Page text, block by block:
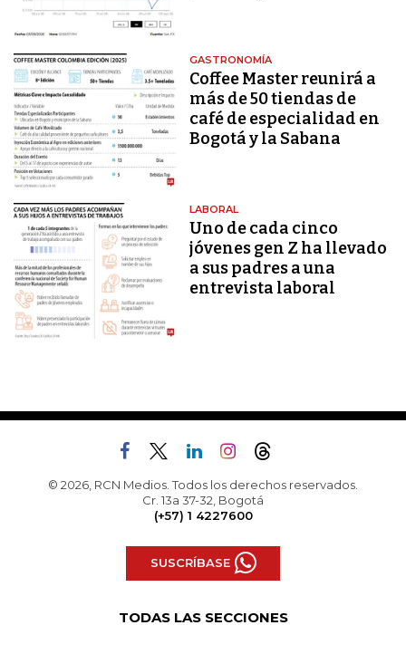
GASTRONOMÍA
Coffee Master reunirá a
más de 50 tiendas de
café de especialidad en
Bogotá y la Sabana
LABORAL
Uno de cada cinco
jóvenes gen Z ha llevado
a sus padres a una
entrevista laboral
© 2026, RCN Medios. Todos los derechos reservados.
Cr. 13a 37-32, Bogotá
(+57) 1 4227600
SUSCRÍBASE
TODAS LAS SECCIONES